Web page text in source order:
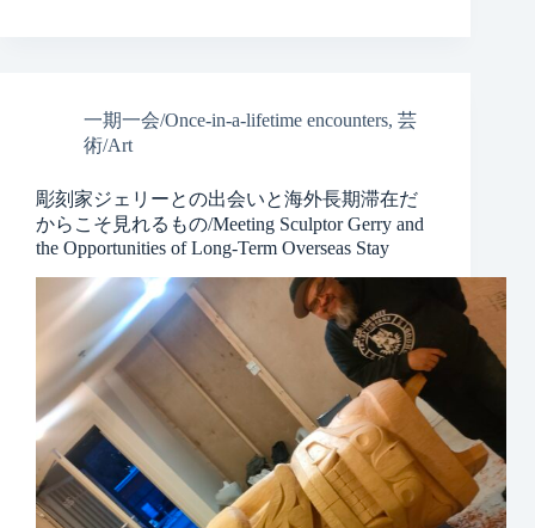
一期一会/Once-in-a-lifetime encounters, 芸
術/Art
彫刻家ジェリーとの出会いと海外長期滞在だ
からこそ見れるもの/Meeting Sculptor Gerry and
the Opportunities of Long-Term Overseas Stay